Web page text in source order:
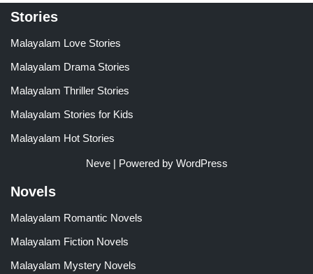
Stories
Malayalam Love Stories
Malayalam Drama Stories
Malayalam Thriller Stories
Malayalam Stories for Kids
Malayalam Hot Stories
Neve| Powered by WordPress
Novels
Malayalam Romantic Novels
Malayalam Fiction Novels
Malayalam Mystery Novels